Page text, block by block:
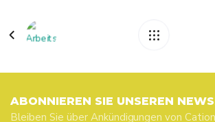
ABONNIEREN SIE UNSEREN
Bleiben Sie über Ankündigungen von